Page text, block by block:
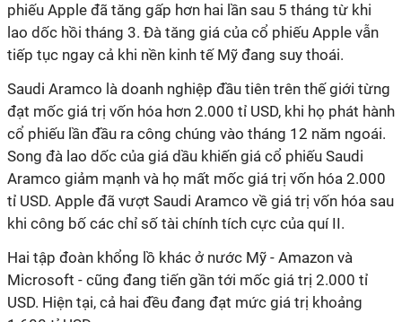
phiếu Apple đã tăng gấp hơn hai lần sau 5 tháng từ khi
lao dốc hồi tháng 3. Đà tăng giá của cổ phiếu Apple vẫn
tiếp tục ngay cả khi nền kinh tế Mỹ đang suy thoái.
Saudi Aramco là doanh nghiệp đầu tiên trên thế giới từng
đạt mốc giá trị vốn hóa hơn 2.000 tỉ USD, khi họ phát hành
cổ phiếu lần đầu ra công chúng vào tháng 12 năm ngoái.
Song đà lao dốc của giá dầu khiến giá cổ phiếu Saudi
Aramco giảm mạnh và họ mất mốc giá trị vốn hóa 2.000
tỉ USD. Apple đã vượt Saudi Aramco về giá trị vốn hóa sau
khi công bố các chỉ số tài chính tích cực của quí II.
Hai tập đoàn khổng lồ khác ở nước Mỹ - Amazon và
Microsoft - cũng đang tiến gần tới mốc giá trị 2.000 tỉ
USD. Hiện tại, cả hai đều đang đạt mức giá trị khoảng